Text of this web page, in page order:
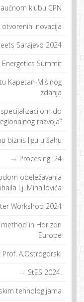
klubu CPN
inovacija
Sarajevo 2024
Energetics Summit
Kapetan-Mišinog
zdanja
specijalizacijom do
razvoja“
biznis ligu u šahu
Procesing '24
obeležavanja
Lj. Mihailovića
Workshop 2024
in Horizon
Europe
Prof. A.Ostrogorski
StES 2024.
tehnologijama